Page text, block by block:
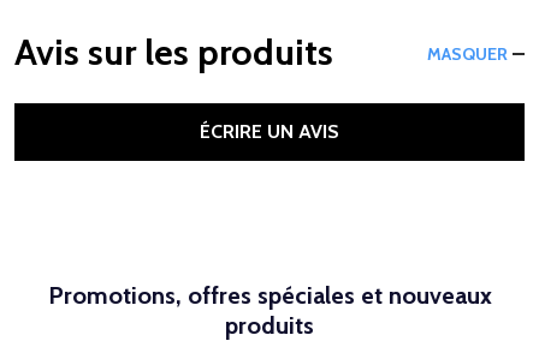
Avis sur les produits MASQUER
ÉCRIRE UN AVIS
Promotions, offres spéciales et nouveaux
produits